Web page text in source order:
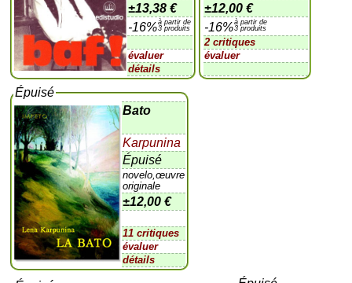
±13,38 €
-16%à partir de
3 produits
évaluer
détails
±12,00 €
-16%à partir de
3 produits
2 critiques
évaluer
Épuisé
Bato
Karpunina
Épuisé
novelo,œuvre
originale
±12,00 €
11 critiques
évaluer
détails